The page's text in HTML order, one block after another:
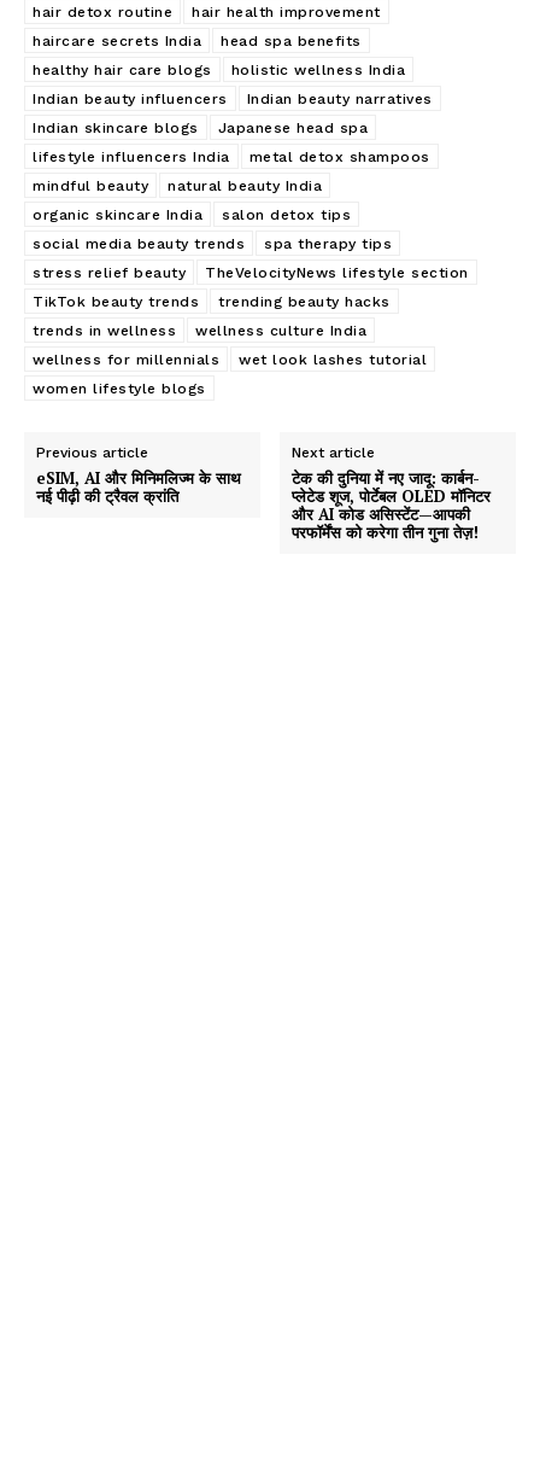
hair detox routine
hair health improvement
haircare secrets India
head spa benefits
healthy hair care blogs
holistic wellness India
Indian beauty influencers
Indian beauty narratives
Indian skincare blogs
Japanese head spa
lifestyle influencers India
metal detox shampoos
mindful beauty
natural beauty India
organic skincare India
salon detox tips
social media beauty trends
spa therapy tips
stress relief beauty
TheVelocityNews lifestyle section
TikTok beauty trends
trending beauty hacks
trends in wellness
wellness culture India
wellness for millennials
wet look lashes tutorial
women lifestyle blogs
Previous article
eSIM, AI और मिनिमलिज्म के साथ
नई पीढ़ी की ट्रैवल क्रांति
Next article
टेक की दुनिया में नए जादू: कार्बन-
प्लेटेड शूज, पोर्टेबल OLED मॉनिटर
और AI कोड असिस्टेंट—आपकी
परफॉर्मेंस को करेगा तीन गुना तेज़!